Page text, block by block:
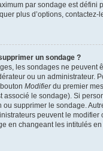
par sondage est défini
plus d’options, contactez-
un sondage ?
les sondages ne peuvent
ou un administrateur.
Modifierdu premier
le sondage). Si
ou supprimer le sondage.
peuvent le modifier
en changeant les intitulés